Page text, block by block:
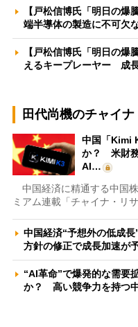
【戸松信博氏「明日の爆
端半導体の製造に不可欠
【戸松信博氏「明日の
えるキープレーヤー 成
田代尚機のチャイ
中国「Kimi
か？ 米財務
AI…
中国経済に精通する中国
ミアム連載「チャイナ・リ
中国経済“予想外の低成
方針の修正で成長加速が
“AI革命”で爆発的な需要
か？ 高い競争力を持つ